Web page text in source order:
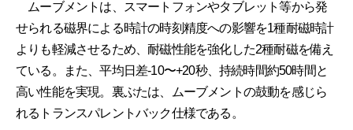
ムーブメントは、スマートフォンやタブレット等から発
せられる磁界による時計の時刻精度への影響を1種耐磁時計
よりも軽減させるため、耐磁性能を強化した2種耐磁を備え
ている。また、平均日差-10〜+20秒、持続時間約50時間と
高い性能を実現。裏ぶたは、ムーブメントの鼓動を感じら
れるトランスパレントバック仕様である。